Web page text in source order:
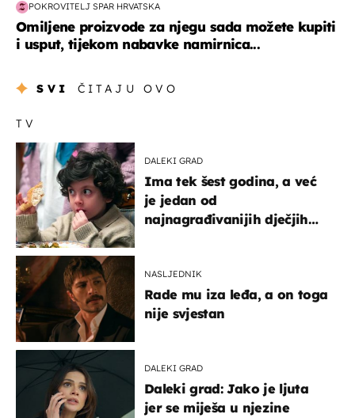
POKROVITELJ SPAR HRVATSKA
Omiljene proizvode za njegu sada možete kupiti
i usput, tijekom nabavke namirnica...
SVI ČITAJU OVO
TV
DALEKI GRAD
Ima tek šest godina, a već
je jedan od
najnagrađivanijih dječjih
NASLJEDNIK
Rade mu iza leđa, a on toga
nije svjestan
DALEKI GRAD
Daleki grad: Jako je ljuta
jer se miješa u njezine